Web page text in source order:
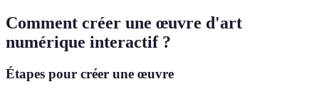
Comment créer une œuvre d'art
numérique interactif ?
Étapes pour créer une œuvre